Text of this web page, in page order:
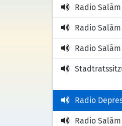
Radio
Radio
Radio
Radio
Radio